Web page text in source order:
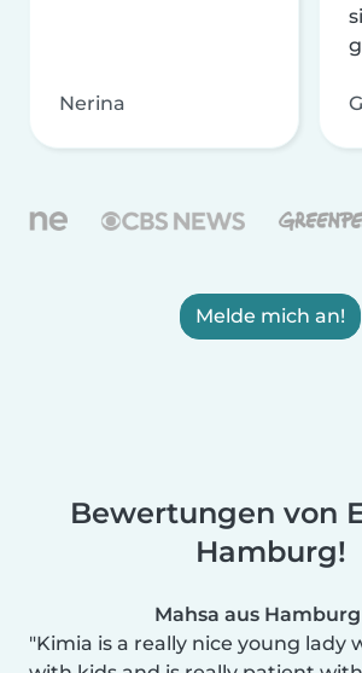
Nerina
Melde mich an!
Bewertungen von
Hamburg!
Mahsa aus Hamburg
Kimia is a really nice young lady